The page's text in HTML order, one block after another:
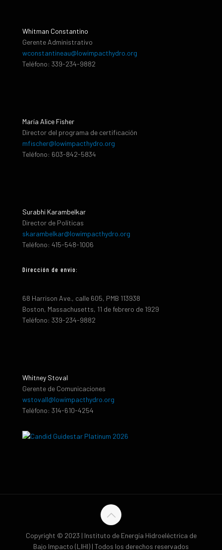
Whitman Constantino
Gerente Administrativo
wconstantineau@lowimpacthydro.org
Teléfono: 339-234-9882
María Alice Fisher
Director del programa de certificación
mfischer@lowimpacthydro.org
Teléfono: 603-842-5834
Surabhi Karambelkar
Director de Políticas
skarambelkar@lowimpacthydro.org
Teléfono: 415-548-1006
Dirección de envio:
68 Harrison Ave., calle 605, PMB 113938
Boston, Massachusetts, 11 de febrero de 1929
Teléfono: 339-234-9882
Whitney Stoval
Gerente de Comunicaciones
wstovall@lowimpacthydro.org
Teléfono: 314-610-4254
Copyright © 2023 | Instituto de Energía Hidroeléctrica de
Bajo Impacto (LIHI) | Todos los derechos reservados